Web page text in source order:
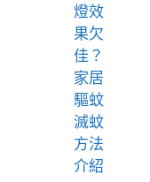
燈效
果欠
佳？
家居
驅蚊
滅蚊
方法
介紹